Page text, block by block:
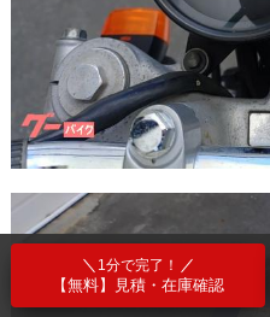
1分で完了！
【無料】見積・在庫確認